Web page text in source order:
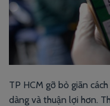
TP HCM gỡ bỏ giãn
dàng và thuận lợi hơn.